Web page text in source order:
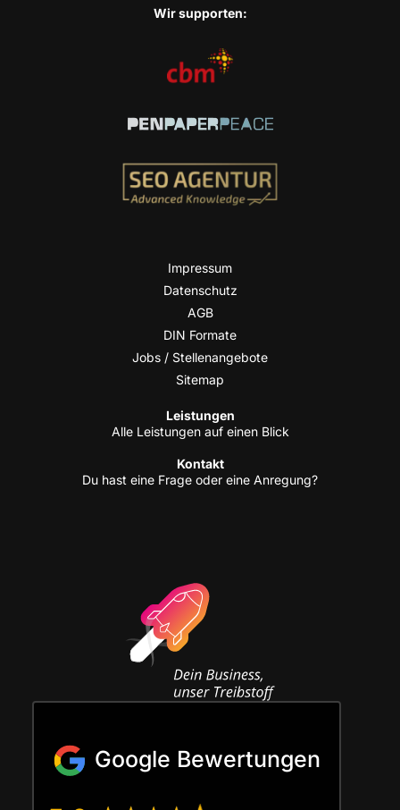
Wir sup­port­en:
Impres­sum
Daten­schutz
AGB
DIN For­ma­te
Jobs / Stellenangebote
Site­map
Leis­tun­gen
Alle Leis­tun­gen auf einen Blick
Kon­takt
Du hast eine Fra­ge oder eine Anregung?
Google Bewertungen